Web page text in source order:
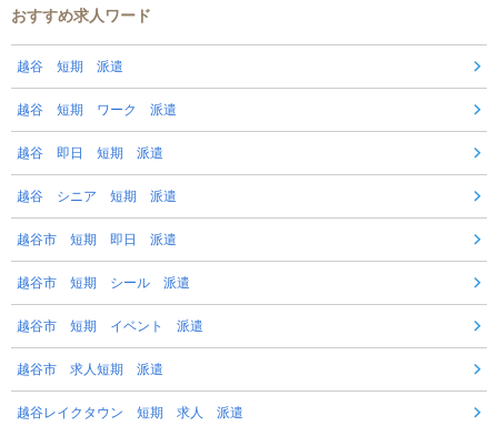
おすすめ求人ワード
越谷 短期 派遣
越谷 短期 ワーク 派遣
越谷 即日 短期 派遣
越谷 シニア 短期 派遣
越谷市 短期 即日 派遣
越谷市 短期 シール 派遣
越谷市 短期 イベント 派遣
越谷市 求人短期 派遣
越谷レイクタウン 短期 求人 派遣